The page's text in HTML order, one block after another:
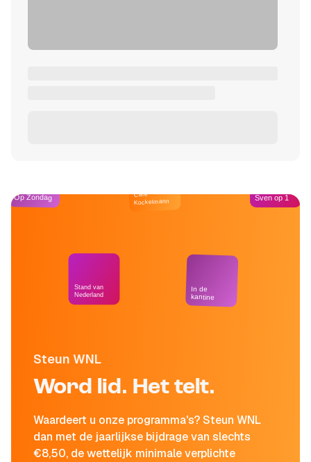
Steun WNL
Word lid. Het telt.
Waardeert u onze programma's? Steun WNL
dan met de jaarlijkse bijdrage van slechts
€8,50, de wettelijk minimale verplichte
Op Zondag
Stand van
Nederland
Café
Kockelmann
In de
kantine
Sven op 1